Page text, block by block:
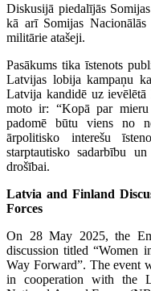
Diskusijā piedalījās
kā arī Somijas Nacionālās
militārie atašeji.
Pasākums tika īstenots
Latvijas lobija kampaņu
Latvija kandidē uz
moto ir: “Kopā par
padomē būtu viens no
ārpolitisko interešu
starptautisko sadarbību
drošībai.
Latvia and Finland
Forces
On 28 May 2025, the
discussion titled “Women
Way Forward”. The event
in cooperation with the